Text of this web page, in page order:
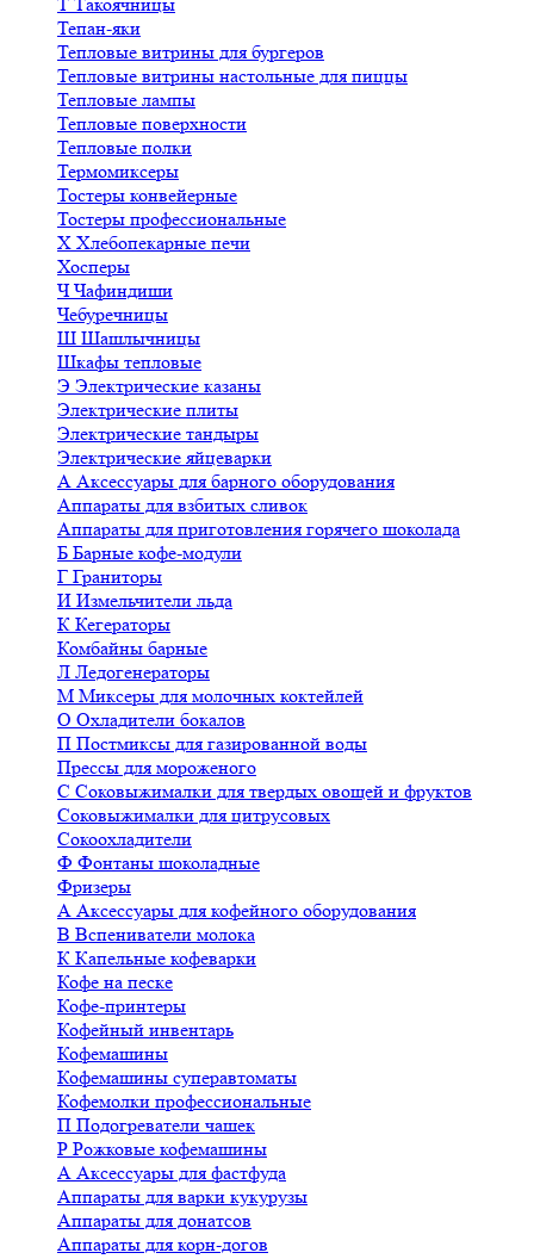
Тепан-яки
Тепловые витрины для бургеров
Тепловые витрины настольные для пиццы
Тепловые лампы
Тепловые поверхности
Тепловые полки
Термомиксеры
Тостеры конвейерные
Тостеры профессиональные
Х Хлебопекарные печи
Хосперы
ЧЧафиндиши
Чебуречницы
Ш Шашлычницы
Шкафы тепловые
Э Электрические казаны
Электрические плиты
Электрические тандыры
Электрические яйцеварки
А Аксессуары для барного оборудования
Аппараты для взбитых сливок
Аппараты для приготовления горячего шоколада
Б Барные кофе-модули
Г Граниторы
И Измельчители льда
К Кегераторы
Комбайны барные
Л Ледогенераторы
М Миксеры для молочных коктейлей
О Охладители бокалов
П Постмиксы для газированной воды
Прессы для мороженого
С Соковыжималки для твердых овощей и фруктов
Соковыжималки для цитрусовых
Сокоохладители
Ф Фонтаны шоколадные
Фризеры
А Аксессуары для кофейного оборудования
В Вспениватели молока
К Капельные кофеварки
Кофе на песке
Кофе-принтеры
Кофейный инвентарь
Кофемашины
Кофемашины суперавтоматы
Кофемолки профессиональные
П Подогреватели чашек
Р Рожковые кофемашины
А Аксессуары для фастфуда
Аппараты для варки кукурузы
Аппараты для донатсов
Аппараты для корн-догов